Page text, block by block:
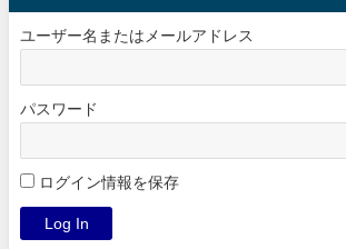
ユーザー名またはメールアドレス
パスワード
ログイン情報を保存